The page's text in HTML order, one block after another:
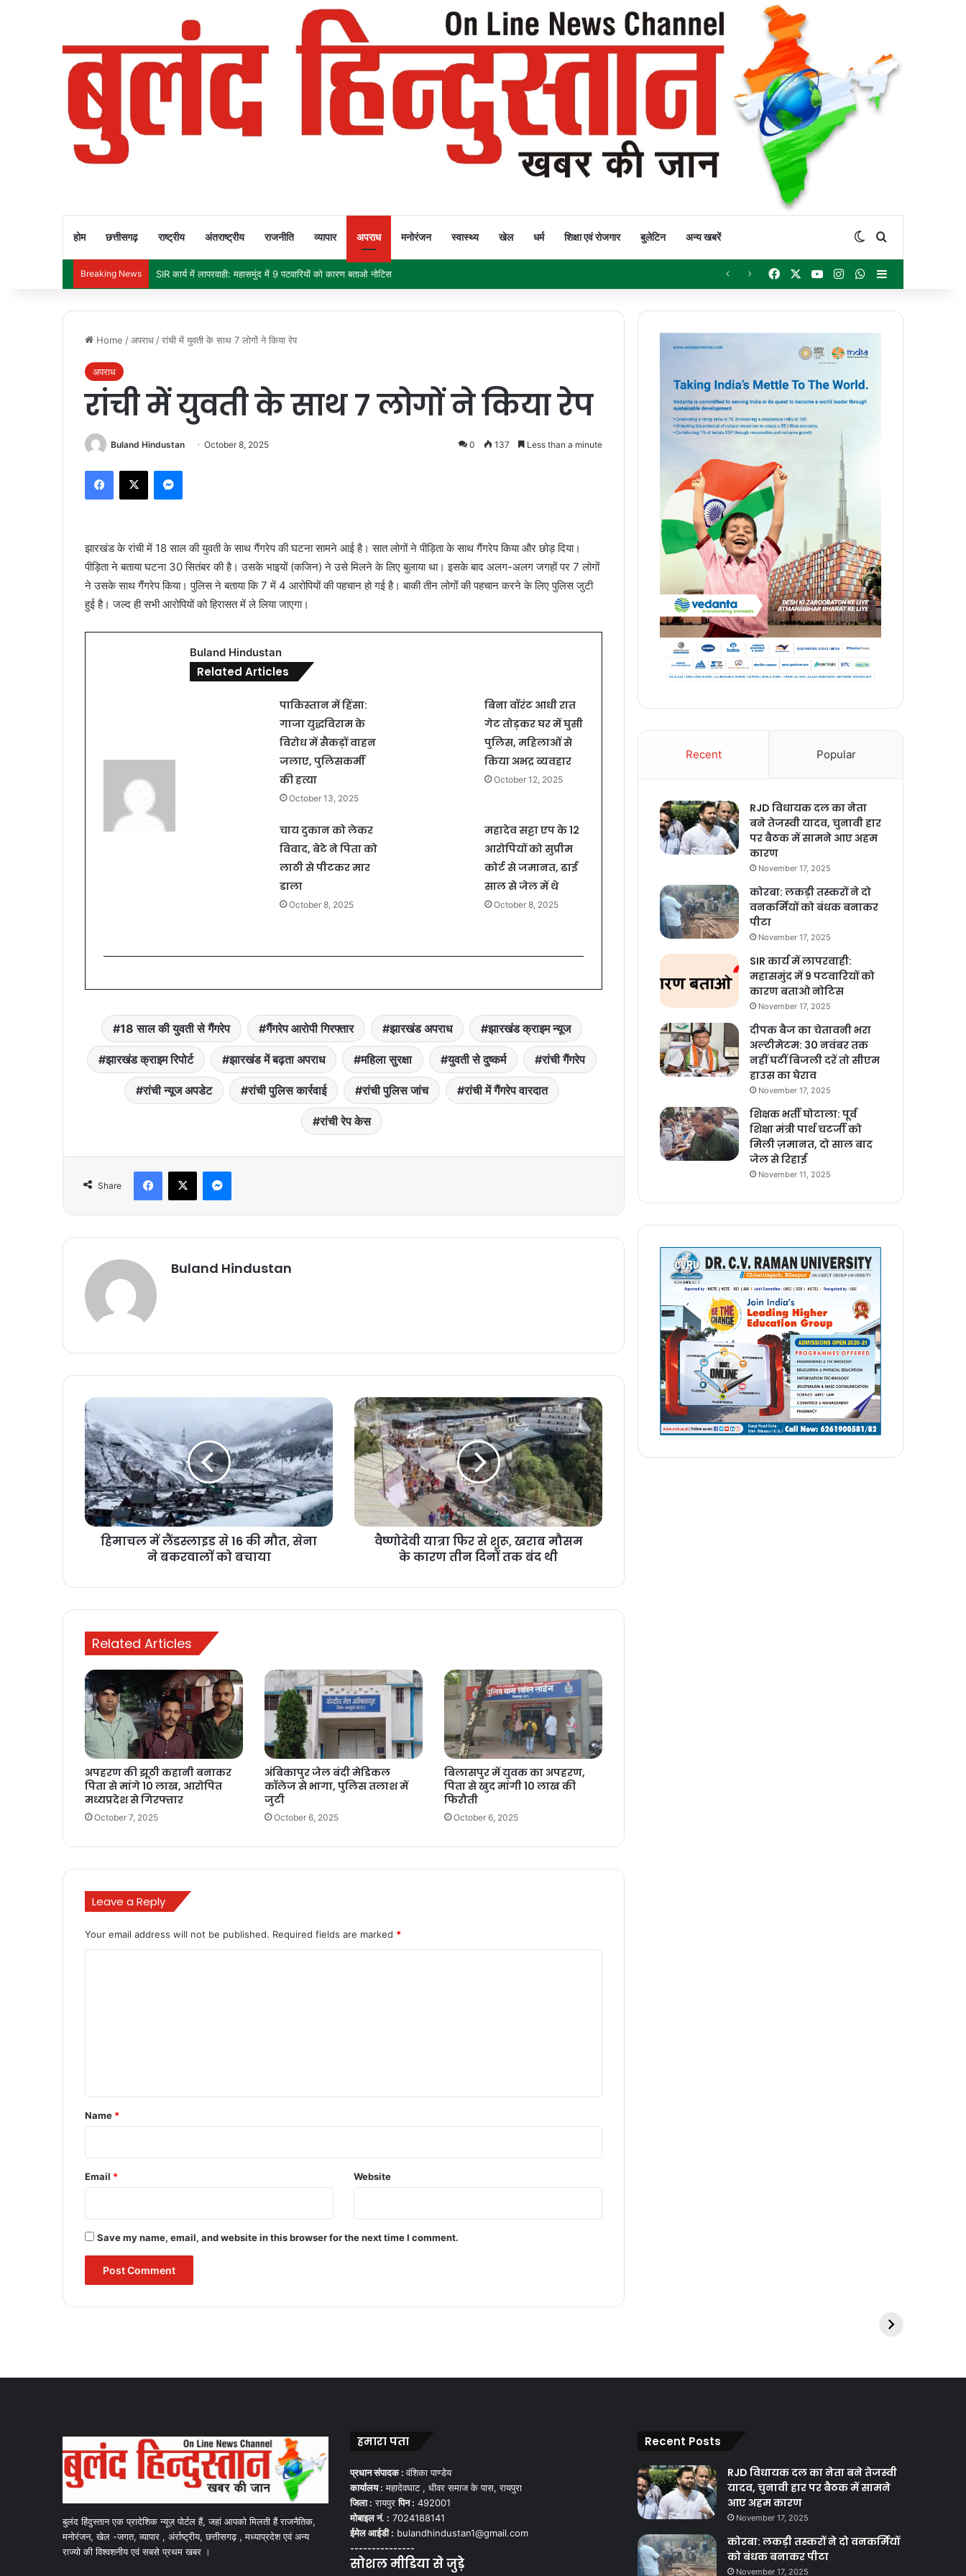
होम छत्तीसगढ़ राष्ट्रीय अंतराष्ट्रीय राजनीति व्यापार अपराध मनोरंजन स्वास्थ्य खेल धर्म शिक्षा एवं रोजगार बुलेटिन अन्य खबरें Switch skin
Search for
Breaking News SIR कार्य में लापरवाही: महासमुंद में 9 पटवारियों को कारण बताओ नोटिस FacebookYouTubeInstagramWhatsApp
Sidebar
Home /अपराध/रांची में युवती के साथ 7 लोगों ने किया रेप
अपराध
रांची में युवती के साथ 7 लोगों ने किया रेप
Buland Hindustan October 8, 2025 0 137 Less than a minute
Facebook
X Messenger
झारखंड के रांची में 18 साल की युवती के साथ गैंगरेप की घटना सामने आई है। सात लोगों ने पीड़िता के साथ गैंगरेप किया और छोड़ दिया।
पीड़िता ने बताया घटना 30 सितंबर की है। उसके भाइयों (कजिन) ने उसे मिलने के लिए बुलाया था। इसके बाद अलग-अलग जगहों पर 7 लोगों
ने उसके साथ गैंगरेप किया। पुलिस ने बताया कि 7 में 4 आरोपियों की पहचान हो गई है। बाकी तीन लोगोंं की पहचान करने के लिए पुलिस जुटी
हुई है। जल्द ही सभी आरोपियों को हिरासत में ले लिया जाएगा।
Buland Hindustan
Related Articles
पाकिस्तान में हिंसा:
गाजा युद्धविराम के
विरोध में सैकड़ों वाहन
जलाए, पुलिसकर्मी
की हत्या
October 13, 2025
बिना वॉरंट आधी रात
गेट तोड़कर घर में घुसी
पुलिस, महिलाओं से
किया अभद्र व्यवहार
October 12, 2025
चाय दुकान को लेकर
विवाद, बेटे ने पिता को
लाठी से पीटकर मार
डाला
October 8, 2025
महादेव सट्टा एप के 12
आरोपियों को सुप्रीम
कोर्ट से जमानत, ढाई
साल से जेल में थे
October 8, 2025
18 साल की युवती से गैंगरेप गैंगरेप आरोपी गिरफ्तार झारखंड अपराध झारखंड क्राइम न्यूज
झारखंड क्राइम रिपोर्ट झारखंड में बढ़ता अपराध महिला सुरक्षा युवती से दुष्कर्म रांची गैंगरेप
रांची न्यूज अपडेट रांची पुलिस कार्रवाई रांची पुलिस जांच रांची में गैंगरेप वारदात
रांची रेप केस
Share
Facebook
X Messenger
Buland Hindustan
हिमाचल में लैंडस्लाइड से 16 की मौत, सेना
ने बकरवालों को बचाया
वैष्णोदेवी यात्रा फिर से शुरू, खराब मौसम
के कारण तीन दिनों तक बंद थी
Related Articles
अपहरण की झूठी कहानी बनाकर
पिता से मांगे 10 लाख, आरोपित
मध्यप्रदेश से गिरफ्तार
October 7, 2025
अंबिकापुर जेल बंदी मेडिकल
कॉलेज से भागा, पुलिस तलाश में
जुटी
October 6, 2025
बिलासपुर में युवक का अपहरण,
पिता से खुद मांगी 10 लाख की
फिरौती
October 6, 2025
Leave a Reply
Your email address will not be published. Required fields are marked *
*
Name *
Email * Website
Save my name, email, and website in this browser for the next time I comment.
Recent Popular
RJD विधायक दल का नेता
बने तेजस्वी यादव, चुनावी हार
पर बैठक में सामने आए अहम
कारण
November 17, 2025
कोरबा: लकड़ी तस्करों ने दो
वनकर्मियों को बंधक बनाकर
पीटा
November 17, 2025
SIR कार्य में लापरवाही:
महासमुंद में 9 पटवारियों को
कारण बताओ नोटिस
November 17, 2025
दीपक बैज का चेतावनी भरा
अल्टीमेटम: 30 नवंबर तक
नहीं घटीं बिजली दरें तो सीएम
हाउस का घेराव
November 17, 2025
शिक्षक भर्ती घोटाला: पूर्व
शिक्षा मंत्री पार्थ चटर्जी को
मिली ज़मानत, दो साल बाद
जेल से रिहाई
November 11, 2025
बुलंद हिंदुस्तान एक प्रादेशिक न्यूज़ पोर्टल हैं, जहां आपको मिलती हैं राजनैतिक,
मनोरंजन, खेल -जगत, व्यापार , अंर्राष्ट्रीय, छत्तीसगढ़ , मध्याप्रदेश एवं अन्य
राज्यो की विश्वशनीय एवं सबसे प्रथम खबर ।
हमारा पता
प्रधान संपादक :वंशिका पाण्डेय
कार्यालय : महादेवघाट , धीवर समाज के पास, रायपुरा
जिला : रायपुरपिन : 492001
मोबाइल नं. : 7024188141
ईमेल आईडी : bulandhindustan1@gmail.com
---------------
सोशल मीडिया से जुड़े
Recent Posts
RJD विधायक दल का नेता बने तेजस्वी
यादव, चुनावी हार पर बैठक में सामने
आए अहम कारण
November 17, 2025
कोरबा: लकड़ी तस्करों ने दो वनकर्मियों
को बंधक बनाकर पीटा
November 17, 2025